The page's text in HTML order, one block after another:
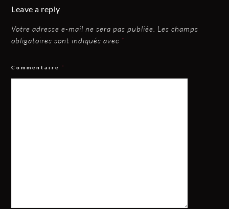
Leave a reply
Votre adresse e-mail ne sera pas publiée. Les champs
obligatoires sont indiqués avec *
Commentaire *